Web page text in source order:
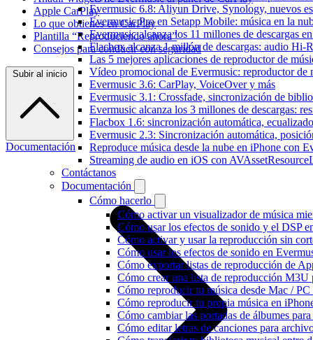
Evermusic 6.8: Aliyun Drive, Synology, nuevos
Evermusic Pro en Setapp Mobile: música en la
Evermusic alcanza los 11 millones de descargas
Flacbox alcanza 1 millón de descargas: audio Hi-
Las 5 mejores aplicaciones de reproductor de
Vídeo promocional de Evermusic: reproductor de
Evermusic 3.6: CarPlay, VoiceOver y más
Evermusic 3.1: Crossfade, sincronización de
Evermusic alcanza los 3 millones de descargas:
Flacbox 1.6: sincronización automática,
Evermusic 2.3: Sincronización automática,
Reproduce música desde la nube en iPhone con
Streaming de audio en iOS con
Contáctanos
Documentación
Cómo hacerlo
Cómo activar un visualizador de música
Cómo usar los efectos de sonido y el DSP
Cómo activar y usar la reproducción sin
Cómo usar los efectos de sonido en
Cómo exportar listas de reproducción de
Cómo crear una lista de reproducción
Cómo reproducir tu música desde Mac /
Cómo reproducir tu propia música en
Cómo cambiar las portadas de álbumes
Cómo editar letras de canciones para
Apple CarPlay
Lo que obtienes en CarPlay
Plantilla “Reproduciendo ahora”
Consejos para conducir con seguridad
Subir al inicio
Documentación